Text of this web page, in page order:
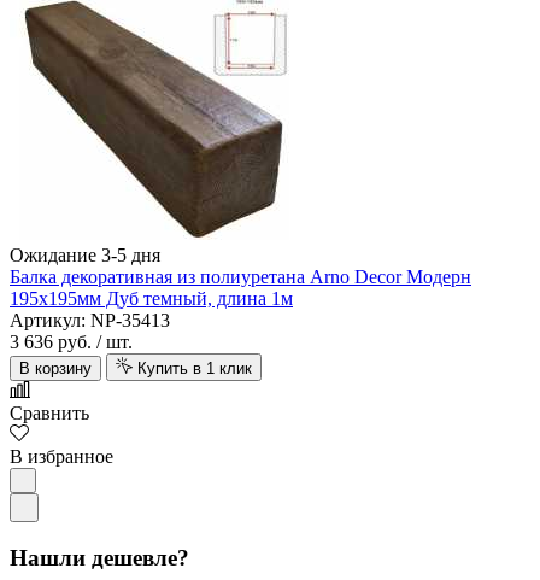
Ожидание 3-5 дня
Балка декоративная из полиуретана Arno Decor Модерн
195х195мм Дуб темный, длина 1м
Артикул: NP-35413
3 636 руб. / шт.
В корзину Купить в 1 клик
Сравнить
В избранное
Нашли дешевле?